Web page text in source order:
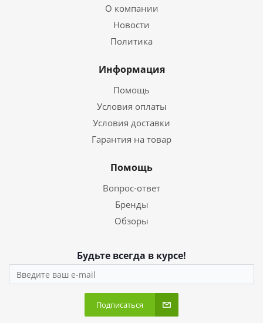
О компании
Новости
Политика
Информация
Помощь
Условия оплаты
Условия доставки
Гарантия на товар
Помощь
Вопрос-ответ
Бренды
Обзоры
Будьте всегда в курсе!
Подписаться